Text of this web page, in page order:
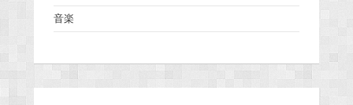
音楽